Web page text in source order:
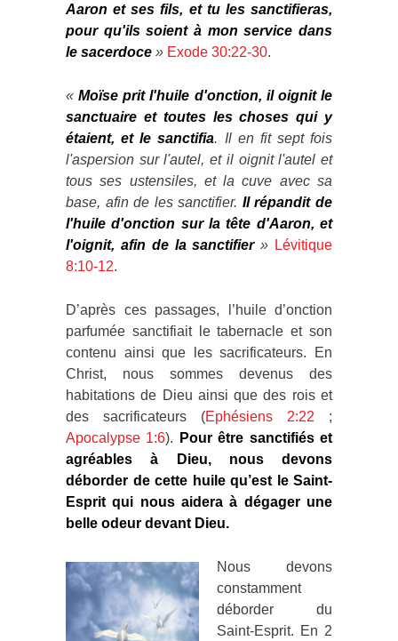
Aaron et ses fils, et tu les sanctifieras,
pour qu'ils soient à mon service dans
le sacerdoce » Exode 30:22-30.
«Moïse prit l'huile d'onction, il oignit le
sanctuaire et toutes les choses qui y
étaient, et le sanctifia. Il en fit sept fois
l'aspersion sur l'autel, et il oignit l'autel et
tous ses ustensiles, et la cuve avec sa
base, afin de les sanctifier. Il répandit de
l'huile d'onction sur la tête d'Aaron, et
l'oignit, afin de la sanctifier» Lévitique
8:10-12.
D’après ces passages, l’huile d’onction
parfumée sanctifiait le tabernacle et son
contenu ainsi que les sacrificateurs. En
Christ, nous sommes devenus des
habitations de Dieu ainsi que des rois et
des sacrificateurs (Ephésiens 2:22 ;
Apocalypse 1:6).
Pour être sanctifiés et
agréables à Dieu, nous devons
déborder de cette huile qu’est le Saint-
Esprit qui nous aidera à dégager une
belle odeur devant Dieu.
Nous devons
constamment
déborder du
Saint-Esprit. En 2